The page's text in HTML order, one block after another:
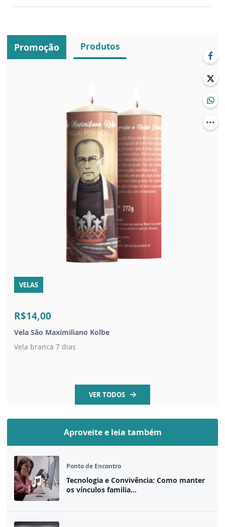
Promoção Produtos
VELAS
R$14,00
Vela São Maximiliano Kolbe
Vela branca 7 dias
VER TODOS
Aproveite e leia também
Ponto de Encontro
Tecnologia e Convivência: Como manter
os vínculos familia...